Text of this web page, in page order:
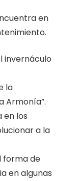
en
invernáculo
la
Armonía”.
en los
a la
forma de
en algunas